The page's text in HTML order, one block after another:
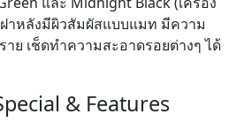
าหลังมีผิวสัมผัสแบบแมท มีความ
าย เช็ดทำความสะอาดรอยต่างๆ ได้
& Features